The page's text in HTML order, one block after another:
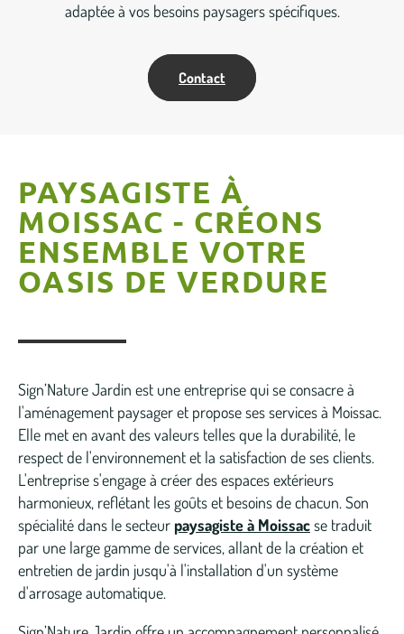
adaptée à vos besoins paysagers spécifiques.
Contact
PAYSAGISTE À
MOISSAC - CRÉONS
ENSEMBLE VOTRE
OASIS DE VERDURE
Sign’Nature Jardin est une entreprise qui se consacre à
l'aménagement paysager et propose ses services à Moissac.
Elle met en avant des valeurs telles que la durabilité, le
respect de l'environnement et la satisfaction de ses clients.
L'entreprise s'engage à créer des espaces extérieurs
harmonieux, reflétant les goûts et besoins de chacun. Son
spécialité dans le secteur paysagiste à Moissacse traduit
par une large gamme de services, allant de la création et
entretien de jardin jusqu'à l'installation d'un système
d'arrosage automatique.